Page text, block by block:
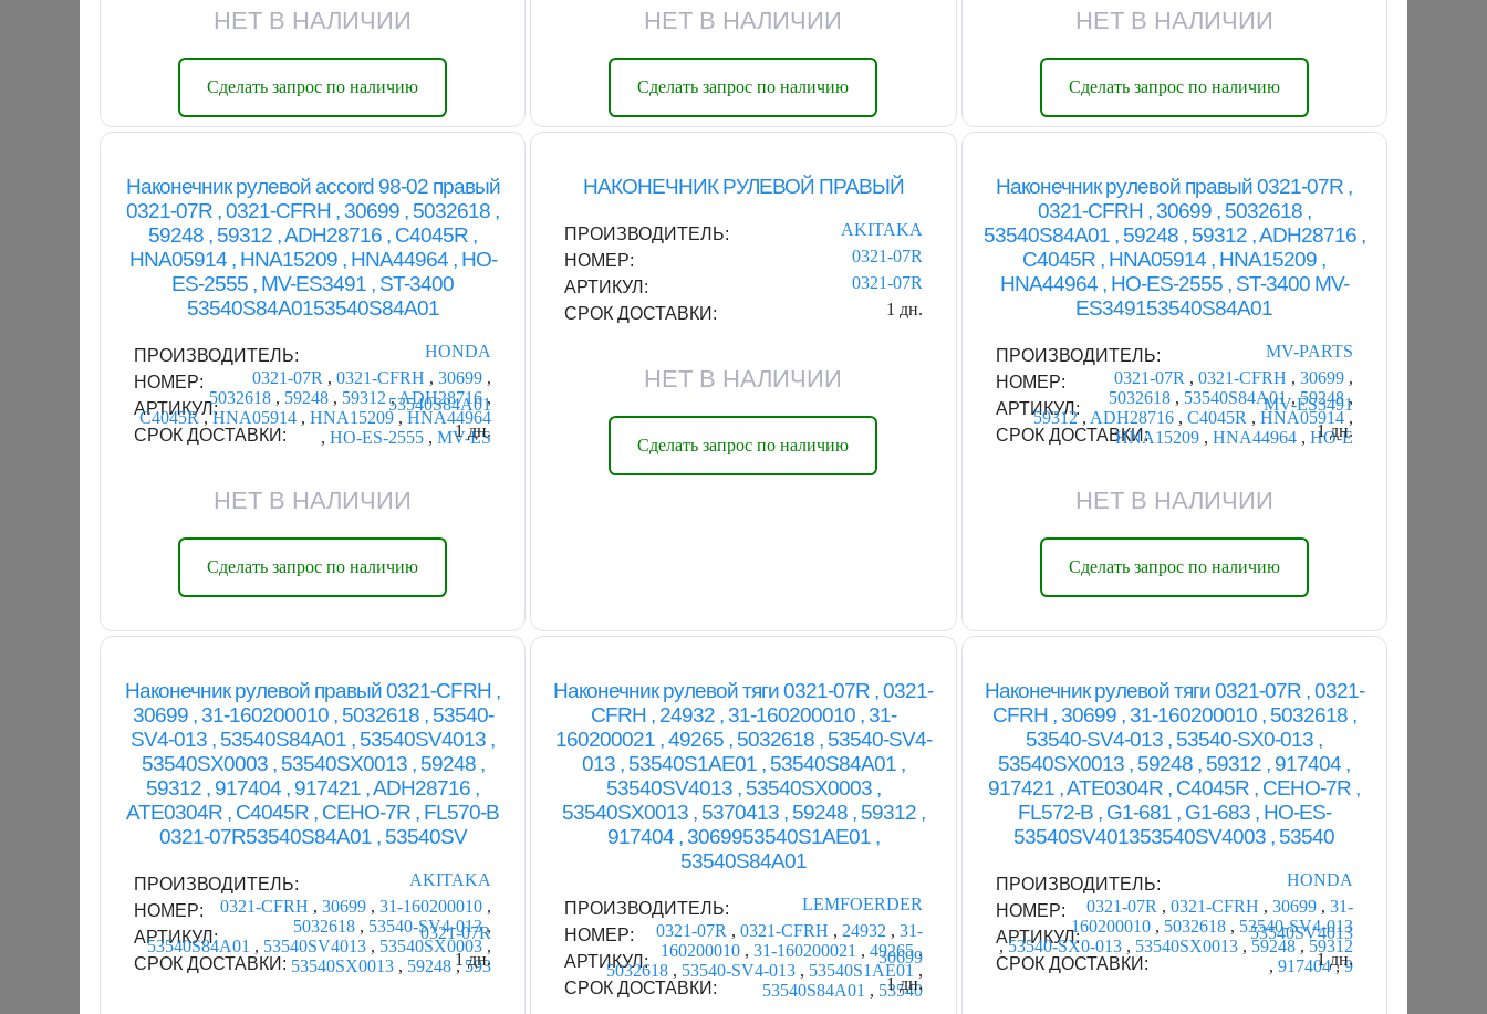
НЕТ В НАЛИЧИИ
Сделать запрос по наличию
НЕТ В НАЛИЧИИ
Сделать запрос по наличию
НЕТ В НАЛИЧИИ
Сделать запрос по наличию
Наконечник рулевой accord 98-02 правый
0321-07R , 0321-CFRH , 30699 , 5032618 ,
59248 , 59312 , ADH28716 , C4045R ,
HNA05914 , HNA15209 , HNA44964 , HO-
ES-2555 , MV-ES3491 , ST-3400
53540S84A0153540S84A01
ПРОИЗВОДИТЕЛЬ:
HONDA
НОМЕР:
0321-07R ,0321-CFRH ,30699 ,
5032618 , 59248 , 59312,ADH28716,
C4045R,HNA05914 ,HNA15209 ,HNA44964
,HO-ES-2555 ,MV-ES
АРТИКУЛ:
53540S84A01
СРОК ДОСТАВКИ:
1 дн.
НЕТ В НАЛИЧИИ
Сделать запрос по наличию
НАКОНЕЧНИК РУЛЕВОЙ ПРАВЫЙ
ПРОИЗВОДИТЕЛЬ:
AKITAKA
НОМЕР:
0321-07R
АРТИКУЛ:
0321-07R
СРОК ДОСТАВКИ:
1 дн.
НЕТ В НАЛИЧИИ
Сделать запрос по наличию
Наконечник рулевой правый 0321-07R ,
0321-CFRH , 30699 , 5032618 ,
53540S84A01 , 59248 , 59312 , ADH28716 ,
C4045R , HNA05914 , HNA15209 ,
HNA44964 , HO-ES-2555 , ST-3400 MV-
ES349153540S84A01
ПРОИЗВОДИТЕЛЬ:
MV-PARTS
НОМЕР:
0321-07R , 0321-CFRH , 30699 ,
5032618 , 53540S84A01,59248,
59312 , ADH28716 , C4045R , HNA05914 ,
HNA15209 , HNA44964 , HO-E
АРТИКУЛ:
MV-ES3491
СРОК ДОСТАВКИ:
1 дн.
НЕТ В НАЛИЧИИ
Сделать запрос по наличию
Наконечник рулевой правый 0321-CFRH ,
30699 , 31-160200010 , 5032618 , 53540-
SV4-013 , 53540S84A01 , 53540SV4013 ,
53540SX0003 , 53540SX0013 , 59248 ,
59312 , 917404 , 917421 , ADH28716 ,
ATE0304R , C4045R , CEHO-7R , FL570-B
0321-07R53540S84A01 , 53540SV
ПРОИЗВОДИТЕЛЬ:
AKITAKA
НОМЕР:
0321-CFRH ,30699 ,31-160200010 ,
5032618 , 53540-SV4-013,
53540S84A01 , 53540SV4013 , 53540SX0003 ,
53540SX0013 , 59248,593
АРТИКУЛ:
0321-07R
СРОК ДОСТАВКИ:
1 дн.
Наконечник рулевой тяги 0321-07R , 0321-
CFRH , 24932 , 31-160200010 , 31-
160200021 , 49265 , 5032618 , 53540-SV4-
013 , 53540S1AE01 , 53540S84A01 ,
53540SV4013 , 53540SX0003 ,
53540SX0013 , 5370413 , 59248 , 59312 ,
917404 , 3069953540S1AE01 ,
53540S84A01
ПРОИЗВОДИТЕЛЬ:
LEMFOERDER
НОМЕР:
0321-07R , 0321-CFRH , 24932 , 31-
160200010 , 31-160200021 , 49265,
5032618 , 53540-SV4-013 , 53540S1AE01 ,
53540S84A01 , 53540
АРТИКУЛ:
30699
СРОК ДОСТАВКИ:
1 дн.
Наконечник рулевой тяги 0321-07R , 0321-
CFRH , 30699 , 31-160200010 , 5032618 ,
53540-SV4-013 , 53540-SX0-013 ,
53540SX0013 , 59248 , 59312 , 917404 ,
917421 , ATE0304R , C4045R , CEHO-7R ,
FL572-B , G1-681 , G1-683 , HO-ES-
53540SV401353540SV4003 , 53540
ПРОИЗВОДИТЕЛЬ:
HONDA
НОМЕР:
0321-07R , 0321-CFRH , 30699 , 31-
160200010 , 5032618 , 53540-SV4-013
,53540-SX0-013 , 53540SX0013 , 59248 , 59312
, 917404,9
АРТИКУЛ:
53540SV4013
СРОК ДОСТАВКИ:
1 дн.